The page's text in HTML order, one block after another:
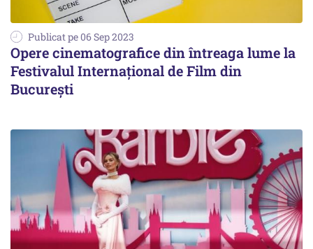
Publicat pe 06 Sep 2023
Opere cinematografice din întreaga lume la
Festivalul Internațional de Film din
București